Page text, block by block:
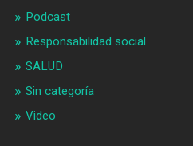
Podcast
Responsabilidad social
SALUD
Sin categoría
Video